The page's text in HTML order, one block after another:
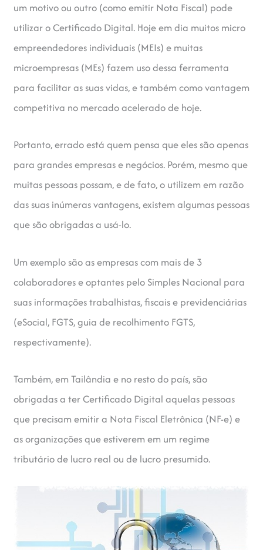
um motivo ou outro (como emitir Nota Fiscal) pode
utilizar o Certificado Digital. Hoje em dia muitos micro
empreendedores individuais (MEIs) e muitas
microempresas (MEs) fazem uso dessa ferramenta
para facilitar as suas vidas, e também como vantagem
competitiva no mercado acelerado de hoje.
Portanto, errado está quem pensa que eles são apenas
para grandes empresas e negócios. Porém, mesmo que
muitas pessoas possam, e de fato, o utilizem em razão
das suas inúmeras vantagens, existem algumas pessoas
que são obrigadas a usá-lo.
Um exemplo são as empresas com mais de 3
colaboradores e optantes pelo Simples Nacional para
suas informações trabalhistas, fiscais e previdenciárias
(eSocial, FGTS, guia de recolhimento FGTS,
respectivamente).
Também, em Tailândia e no resto do país, são
obrigadas a ter Certificado Digital aquelas pessoas
que precisam emitir a Nota Fiscal Eletrônica (NF-e) e
as organizações que estiverem em um regime
tributário de lucro real ou de lucro presumido.